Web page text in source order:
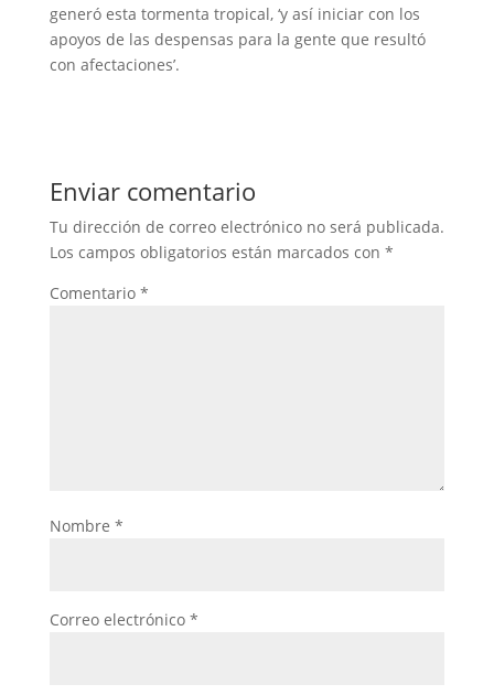
generó esta tormenta tropical, ‘y así iniciar con los
apoyos de las despensas para la gente que resultó
con afectaciones’.
Enviar comentario
Tu dirección de correo electrónico no será publicada.
Los campos obligatorios están marcados con *
Comentario *
Nombre *
Correo electrónico *